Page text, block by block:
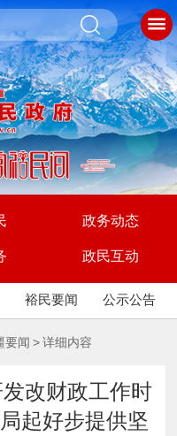
政务动态
政民互动
裕民要闻 公示公告
要闻 > 详细内容
改财政工作时
起好步提供坚